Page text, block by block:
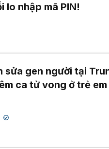
lo nhập mã PIN!
sửa gen người tại
ca tử vong ở trẻ
✔